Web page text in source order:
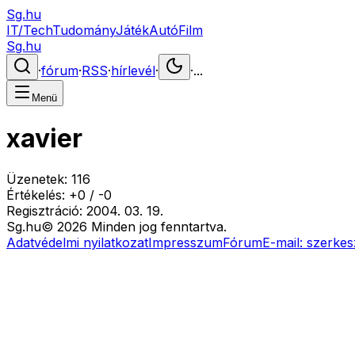
Sg.hu
IT/TechTudományJátékAutóFilm
Sg.hu
·fórum·RSS·hírlevél· ·...
Menü
xavier
Üzenetek: 116
Értékelés: +0 / -0
Regisztráció: 2004. 03. 19.
Sg.hu© 2026 Minden jog fenntartva.
Adatvédelmi nyilatkozatImpresszumFórumE-mail: